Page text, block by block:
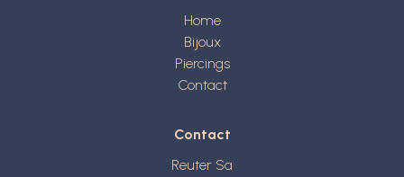
Home
Bijoux
Piercings
Contact
Contact
Reuter Sa